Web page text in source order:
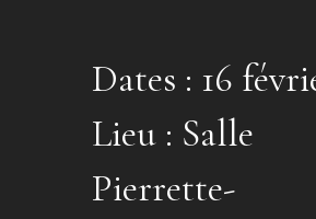
Dates : 16
Lieu : Salle
Pierrette-